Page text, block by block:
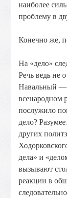
наиболее
проблему в
Конечно же,
На «дело»
Речь ведь не о
Навальный
всенародном
послужило
дело?
других
дела» и
вызывают
реакции в